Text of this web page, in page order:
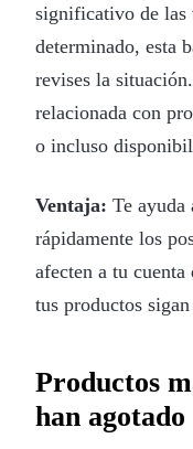
significativo de las
determinado, esta
revises la
relacionada con
o incluso
Ventaja: Te
rápidamente los
afecten a tu cuenta
tus productos
Productos
han agotado